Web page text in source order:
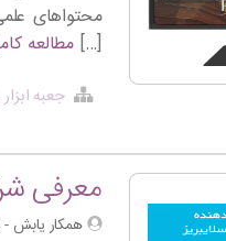
محتواهای
[…] مطالعه
جعبه
معرفی
همکار یابش -